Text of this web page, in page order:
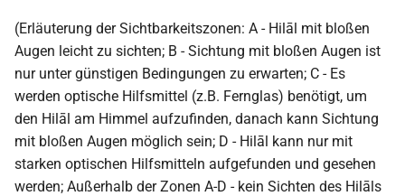
(Erläuterung der Sichtbarkeitszonen: A - Hilāl mit bloßen
Augen leicht zu sichten; B - Sichtung mit bloßen Augen ist
nur unter günstigen Bedingungen zu erwarten; C - Es
werden optische Hilfsmittel (z.B. Fernglas) benötigt, um
den Hilāl am Himmel aufzufinden, danach kann Sichtung
mit bloßen Augen möglich sein; D - Hilāl kann nur mit
starken optischen Hilfsmitteln aufgefunden und gesehen
werden; Außerhalb der Zonen A-D - kein Sichten des Hilāls